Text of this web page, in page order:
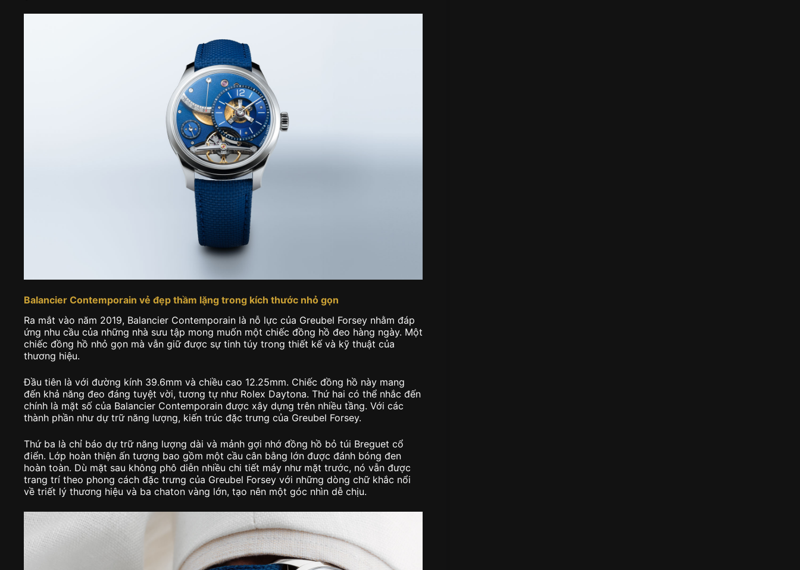
Balancier Contemporain vẻ đẹp thầm lặng trong kích thước nhỏ gọn
Ra mắt vào năm 2019, Balancier Contemporain là nỗ lực của Greubel Forsey nhằm đáp
ứng nhu cầu của những nhà sưu tập mong muốn một chiếc đồng hồ đeo hàng ngày. Một
chiếc đồng hồ nhỏ gọn mà vẫn giữ được sự tinh túy trong thiết kế và kỹ thuật của
thương hiệu.
Đầu tiên là với đường kính 39.6mm và chiều cao 12.25mm. Chiếc đồng hồ này mang
đến khả năng đeo đáng tuyệt vời, tương tự như Rolex Daytona. Thứ hai có thể nhắc đến
chính là mặt số của Balancier Contemporain được xây dựng trên nhiều tầng. Với các
thành phần như dự trữ năng lượng, kiến trúc đặc trưng của Greubel Forsey.
Thứ ba là chỉ báo dự trữ năng lượng dài và mảnh gợi nhớ đồng hồ bỏ túi Breguet cổ
điển. Lớp hoàn thiện ấn tượng bao gồm một cầu cân bằng lớn được đánh bóng đen
hoàn toàn. Dù mặt sau không phô diễn nhiều chi tiết máy như mặt trước, nó vẫn được
trang trí theo phong cách đặc trưng của Greubel Forsey với những dòng chữ khắc nổi
về triết lý thương hiệu và ba chaton vàng lớn, tạo nên một góc nhìn dễ chịu.